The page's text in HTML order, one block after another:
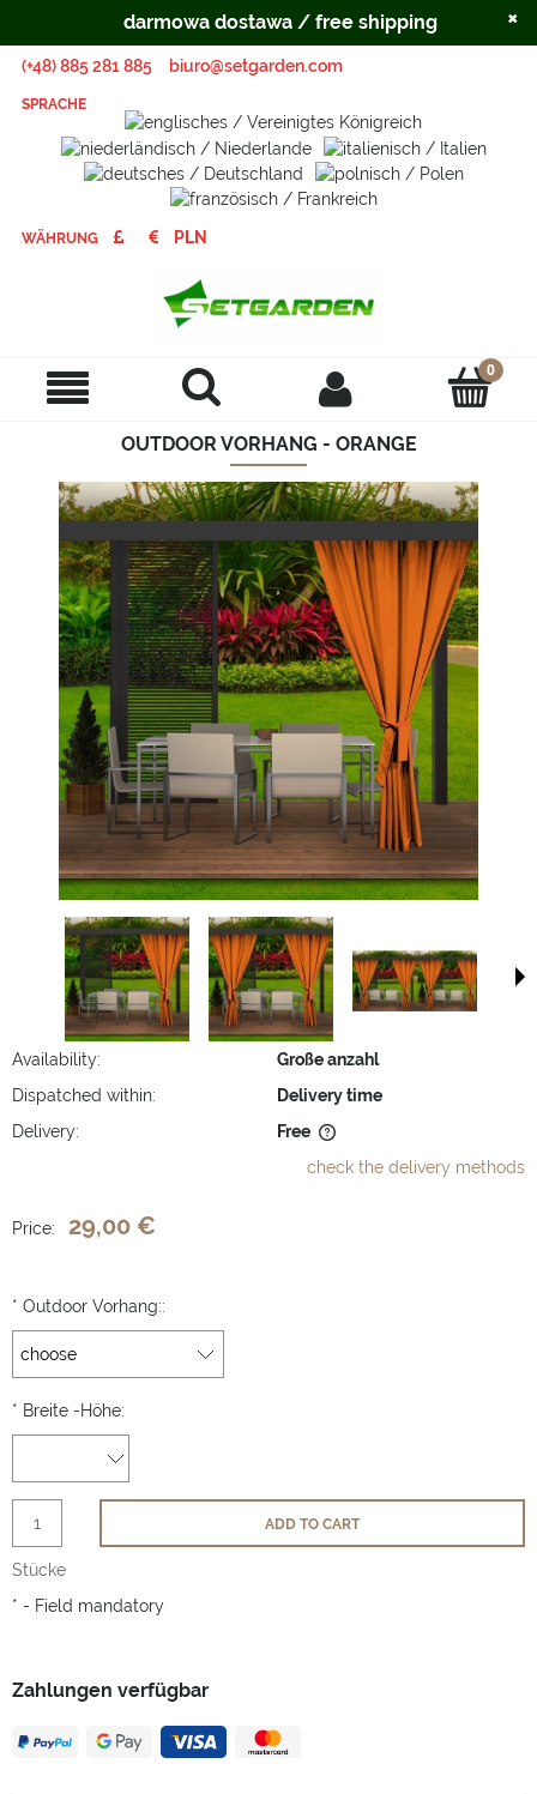
(+48) 885 281 885 biuro@setgarden.com
SPRACHE
WÄHRUNG
OUTDOOR VORHANG - ORANGE
Availability:
Große anzahl
Dispatched within:
Delivery time
Delivery:
Free
check the delivery methods
Zahlungen verfügbar
Price: 29,00 €
* Outdoor Vorhang::
* Breite -Höhe:
Stücke
ADD TO CART
* - Field mandatory
darmowa dostawa / free shipping ×